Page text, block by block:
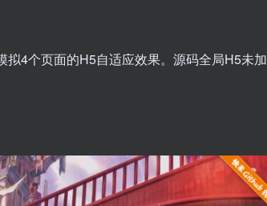
4个页面的H5自适应效果。源码全局H5未加